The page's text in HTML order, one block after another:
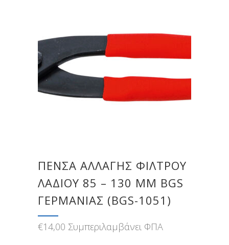
ΠΈΝΣΑ ΑΛΛΑΓΉΣ ΦΊΛΤΡΟΥ
ΛΑΔΙΟΎ 85 – 130 MM BGS
ΓΕΡΜΑΝΊΑΣ (BGS-1051)
€14,00 Συμπεριλαμβάνει ΦΠΑ